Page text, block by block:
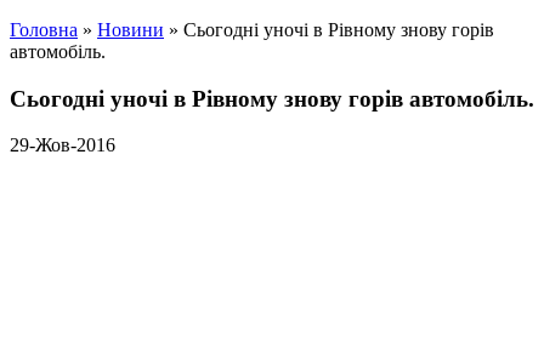
Головна » Новини » Сьогодні уночі в Рівному знову горів
автомобіль.
Сьогодні уночі в Рівному знову горів автомобіль.
29-Жов-2016